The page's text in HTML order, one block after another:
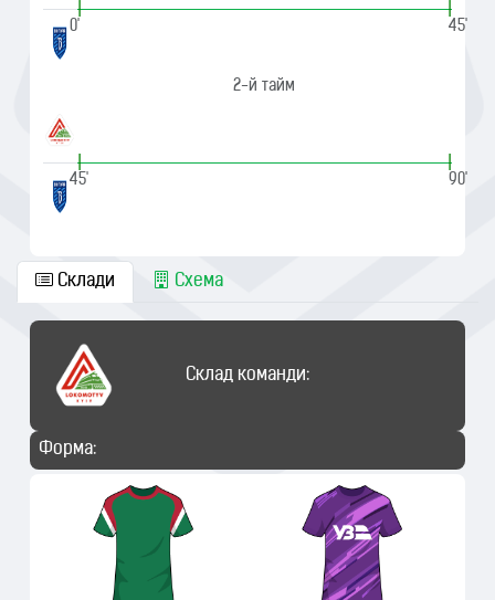
|
0'
|
45'
2-й тайм
|
45'
|
90'
Склади Схема
Склад команди:
Форма: